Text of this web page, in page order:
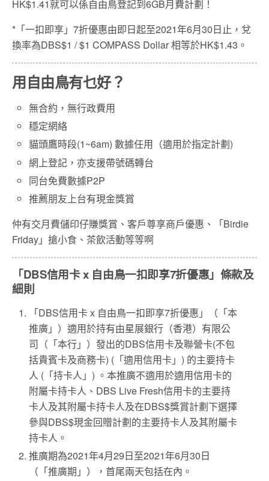
HK$1.41就可以係自由鳥登記到6GB月費計劃！
*「一扣即享」7折優惠由即日起至2021年6月30日止，兌
換率為DBS$1 / $1 COMPASS Dollar 相等於HK$1.43。
用自由鳥有乜好？
無合約，無行政費用
穩定網絡
貓頭鷹時段(1~6am) 數據任用（適用於指定計劃)
網上登記，亦支援帶號碼轉台
同台免費數據P2P
推薦朋友上台有現金獎賞
仲有交月費儲印仔賺獎賞、客戶尊享商戶優惠、「Birdie
Friday」搶小食、茶飲活動等等啊
「DBS信用卡 x 自由鳥一扣即享7折優惠」條款及
細則
「DBS信用卡 x 自由鳥一扣即享7折優惠」（「本
推廣」）適用於持有由星展銀行（香港）有限公
司（「本行」）發出的DBS信用卡及聯營卡(不包
括貴賓卡及商務卡) (「適用信用卡」) 的主要持卡
人 (「持卡人」) 。本推廣不適用於適用信用卡的
附屬卡持卡人、DBS Live Fresh信用卡的主要持
卡人及其附屬卡持卡人及在DBS$獎賞計劃下選擇
參與DBS$現金回贈計劃的主要持卡人及其附屬卡
持卡人。
推廣期為2021年4月29日至2021年6月30日
（「推廣期」），首尾兩天包括在內。